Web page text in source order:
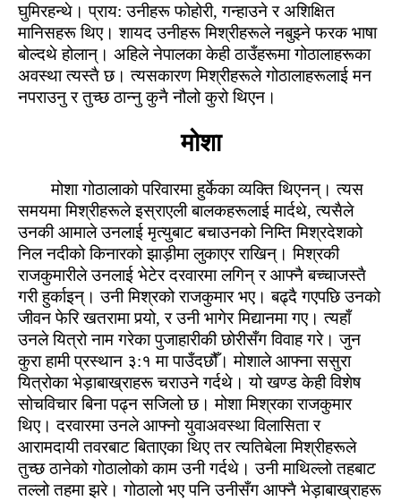
घुमिरहन्‍थे। प्राय: उनीहरू फोहोरी, गन्‍हाउने र अशिक्षित
मानिसहरू थिए। शायद उनीहरू मिश्रीहरूले नबुझ्‍ने फरक भाषा
बोल्‍दथे होलान्। अहिले नेपालका केही ठाउँहरूमा गोठालाहरूका
अवस्‍था त्‍यस्‍तै छ। त्‍यसकारण मिश्रीहरूले गोठालाहरूलाई मन
नपराउनु र तुच्‍छ ठान्‍नु कुनै नौलो कुरो थिएन।
मोशा
मोशा गोठालाको परिवारमा हुर्केका व्‍यक्ति थिएनन्। त्‍यस
समयमा मिश्रीहरूले इस्राएली बालकहरूलाई मार्दथे, त्‍यसैले
उनकी आमाले उनलाई मृत्‍युबाट बचाउनको निम्‍ति मिश्रदेशको
निल नदीको किनारको झाड़ीमा लुकाएर राखिन्। मिश्रकी
राजकुमारीले उनलाई भेटेर दरवारमा लगिन् र आफ्‍नै बच्‍चाजस्‍तै
गरी हुर्काइन्। उनी मिश्रको राजकुमार भए। बढ्दै गएपछि उनको
जीवन फेरि खतरामा पर्‍यो, र उनी भागेर मिद्यानमा गए। त्‍यहाँ
उनले यित्रो नाम गरेका पुजाहारीकी छोरीसँग विवाह गरे। जुन
कुरा हामी प्रस्‍थान ३:१ मा पाउँदछौँ। मोशाले आफ्‍ना ससुरा
यित्रोका भेड़ाबाख्राहरू चराउने गर्दथे। यो खण्‍ड केही विशेष
सोचविचार बिना पढ्न सजिलो छ। मोशा मिश्रका राजकुमार
थिए। दरवारमा उनले आफ्‍नो युवाअवस्‍था विलासिता र
आरामदायी तवरबाट बिताएका थिए तर त्‍यतिबेला मिश्रीहरूले
तुच्‍छ ठानेको गोठालोको काम उनी गर्दथे। उनी माथिल्‍लो तहबाट
तल्‍लो तहमा झरे। गोठालो भए पनि उनीसँग आफ्‍नै भेड़ाबाख्राहरू